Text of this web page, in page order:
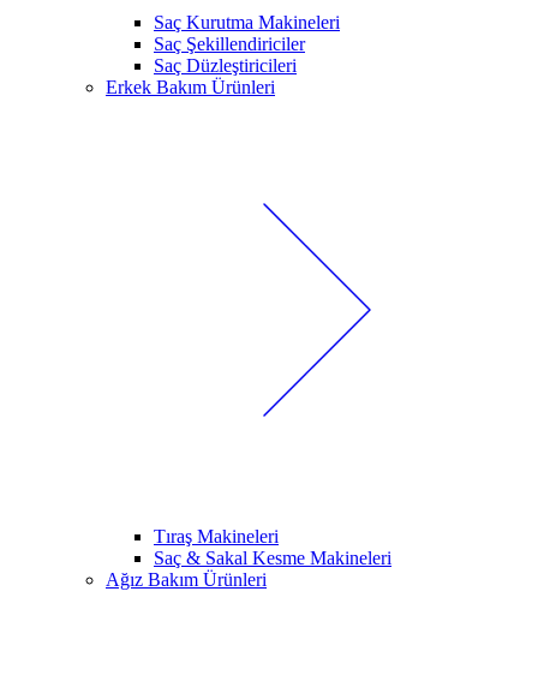
Saç Kurutma Makineleri
Saç Şekillendiriciler
Saç Düzleştiricileri
Erkek Bakım Ürünleri
Tıraş Makineleri
Saç & Sakal Kesme Makineleri
Ağız Bakım Ürünleri